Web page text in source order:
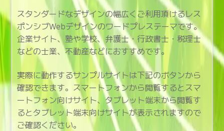
スタンダードなデザインの幅広くご利用頂けるレス
ポンシブWebデザインのワードプレステーマです。
企業サイト、塾や学校、弁護士・行政書士・税理士
などの士業、不動産などにおすすめです。
実際に動作するサンプルサイトは下記のボタンから
確認できます。スマートフォンから閲覧するとスマ
ートフォン向けサイト、タブレット端末から閲覧す
るとタブレット端末向けサイトが表示されますので
ご確認ください。